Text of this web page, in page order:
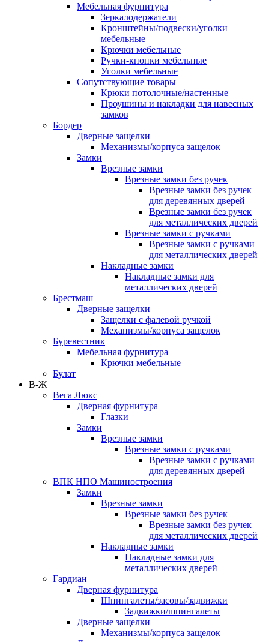
Мебельная фурнитура
Зеркалодержатели
Кронштейны/подвески/уголки
мебельные
Крючки мебельные
Ручки-кнопки мебельные
Уголки мебельные
Сопутствующие товары
Крюки потолочные/настенные
Проушины и накладки для навесных
замков
Бордер
Дверные защелки
Механизмы/корпуса защелок
Замки
Врезные замки
Врезные замки без ручек
Врезные замки без ручек
для деревянных дверей
Врезные замки без ручек
для металлических дверей
Врезные замки с ручками
Врезные замки с ручками
для металлических дверей
Накладные замки
Накладные замки для
металлических дверей
Брестмаш
Дверные защелки
Защелки с фалевой ручкой
Механизмы/корпуса защелок
Буревестник
Мебельная фурнитура
Крючки мебельные
Булат
В-Ж
Вега Люкс
Дверная фурнитура
Глазки
Замки
Врезные замки
Врезные замки с ручками
Врезные замки с ручками
для деревянных дверей
ВПК НПО Машиностроения
Замки
Врезные замки
Врезные замки без ручек
Врезные замки без ручек
для металлических дверей
Накладные замки
Накладные замки для
металлических дверей
Гардиан
Дверная фурнитура
Шпингалеты/засовы/задвижки
Задвижки/шпингалеты
Дверные защелки
Механизмы/корпуса защелок